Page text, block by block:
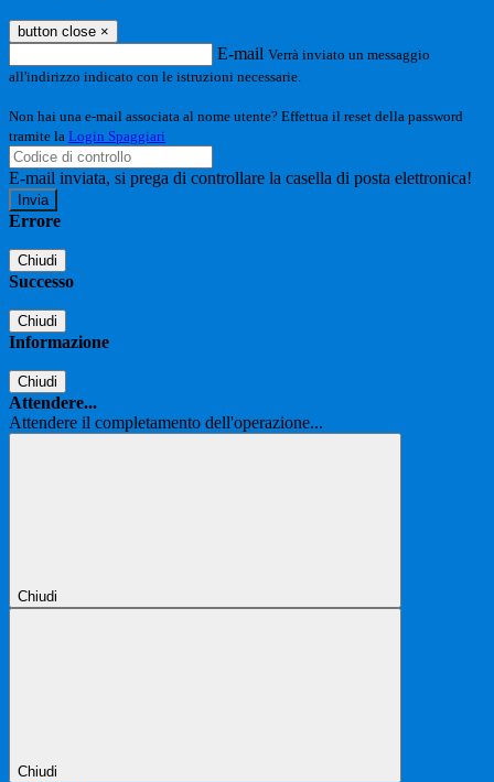
button close ×
E-mail Verrà inviato un messaggio
all'indirizzo indicato con le istruzioni necessarie.
Non hai una e-mail associata al nome utente? Effettua il reset della password
tramite la Login Spaggiari
E-mail inviata, si prega di controllare la casella di posta elettronica!
Errore
Chiudi
Successo
Chiudi
Informazione
Chiudi
Attendere...
Attendere il completamento dell'operazione...
Chiudi
Chiudi